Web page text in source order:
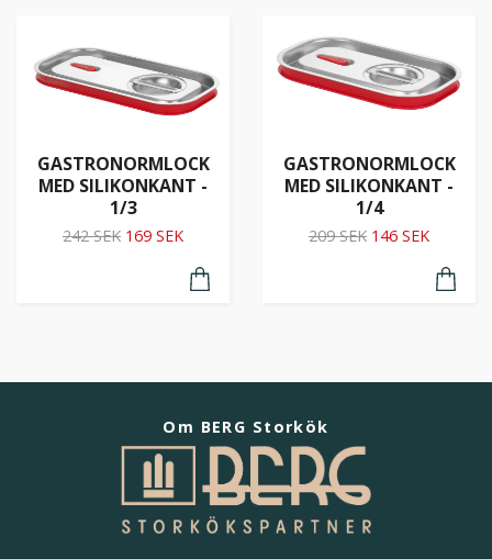
GASTRONORMLOCK
MED SILIKONKANT -
1/3
242 SEK 169 SEK
GASTRONORMLOCK
MED SILIKONKANT -
1/4
209 SEK 146 SEK
Om BERG Storkök